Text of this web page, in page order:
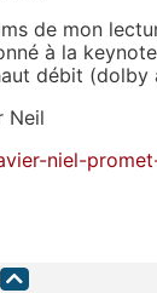
de mon
à la
débit (dolby
Neil
niel-